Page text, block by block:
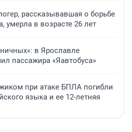
рассказывавшая о борьбе
умерла в возрасте 26 лет
в Ярославле
пассажира «Яавтобуса»
при атаке БПЛА погибли
языка и ее 12-летняя